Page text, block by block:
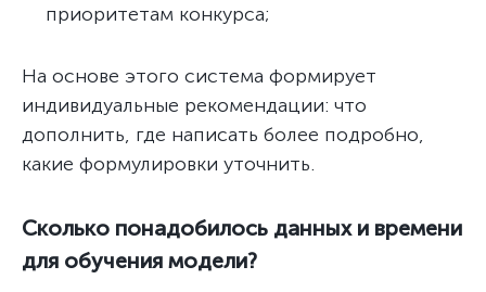
приоритетам конкурса;
На основе этого система формирует
индивидуальные рекомендации: что
дополнить, где написать более подробно,
какие формулировки уточнить.
Сколько понадобилось данных и времени
для обучения модели?